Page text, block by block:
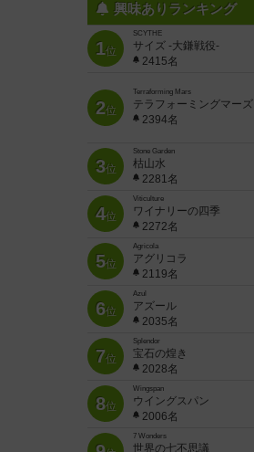
興味ありランキング
1位
SCYTHE
サイズ -大鎌戦役-
2415名
2位
Terraforming Mars
テラフォーミングマーズ
2394名
3位
Stone Garden
枯山水
2281名
4位
Viticulture
ワイナリーの四季
2272名
5位
Agricola
アグリコラ
2119名
6位
Azul
アズール
2035名
7位
Splendor
宝石の煌き
2028名
8位
Wingspan
ウイングスパン
2006名
7 Wonders
世界の七不思議